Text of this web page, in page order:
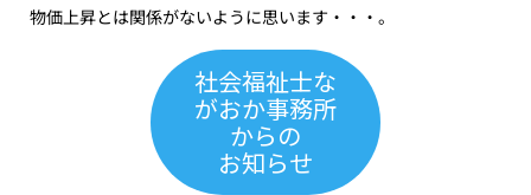
物価上昇とは関係がないように思います・・・。
社会福祉士な
がおか事務所
からの
お知らせ